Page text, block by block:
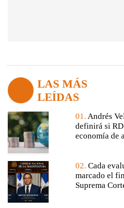
LAS MÁS
LEÍDAS
01. Andrés
definirá si
economía de
02. Cada
marcado el
Suprema